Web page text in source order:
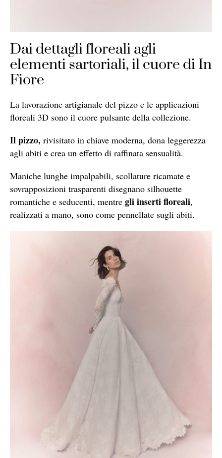
Dai dettagli floreali agli
elementi sartoriali, il cuore di In
Fiore
La lavorazione artigianale del pizzo e le applicazioni
floreali 3D sono il cuore pulsante della collezione.
Il pizzo, rivisitato in chiave moderna, dona leggerezza
agli abiti e crea un effetto di raffinata sensualità.
Maniche lunghe impalpabili, scollature ricamate e
sovrapposizioni trasparenti disegnano silhouette
romantiche e seducenti, mentre gli inserti floreali,
realizzati a mano, sono come pennellate sugli abiti.